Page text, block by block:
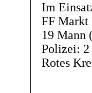
Im
FF Markt
19 Mann
Polizei: 2
Rotes